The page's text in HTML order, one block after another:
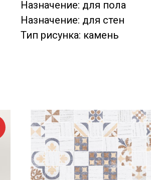
Назначение: для пола
Назначение: для стен
Тип рисунка: камень